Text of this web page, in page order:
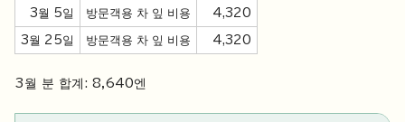
3월 5일 방문객용 차 잎 비용 4,320
3월 25일 방문객용 차 잎 비용 4,320
3월 분 합계: 8,640엔